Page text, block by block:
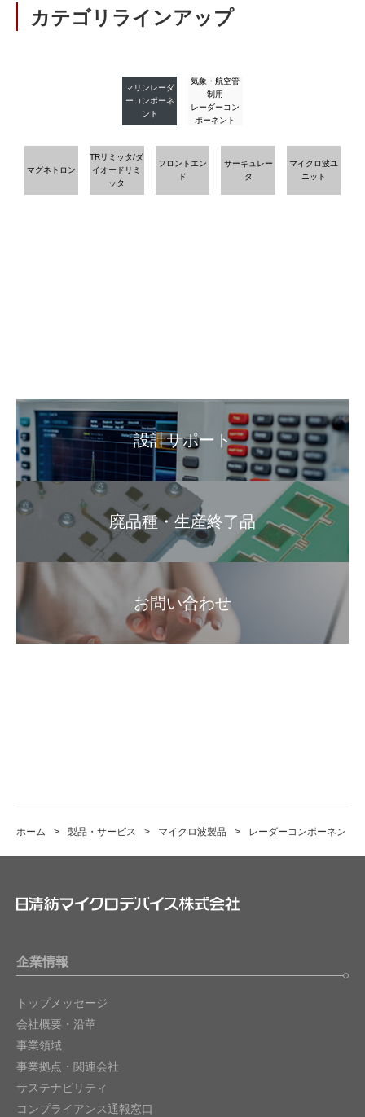
カテゴリラインアップ
マリンレーダ
ーコンポーネ
ント
気象・航空管
制用
レーダーコン
ポーネント
マグネトロン
TRリミッタ/ダ
イオードリミ
ッタ
フロントエン
ド
サーキュレー
タ
マイクロ波ユ
ニット
設計サポート
廃品種・生産終了品
お問い合わせ
ホーム 製品・サービス マイクロ波製品 レーダーコンポーネント
企業情報
トップメッセージ
会社概要・沿革
事業領域
事業拠点・関連会社
サステナビリティ
コンプライアンス通報窓口